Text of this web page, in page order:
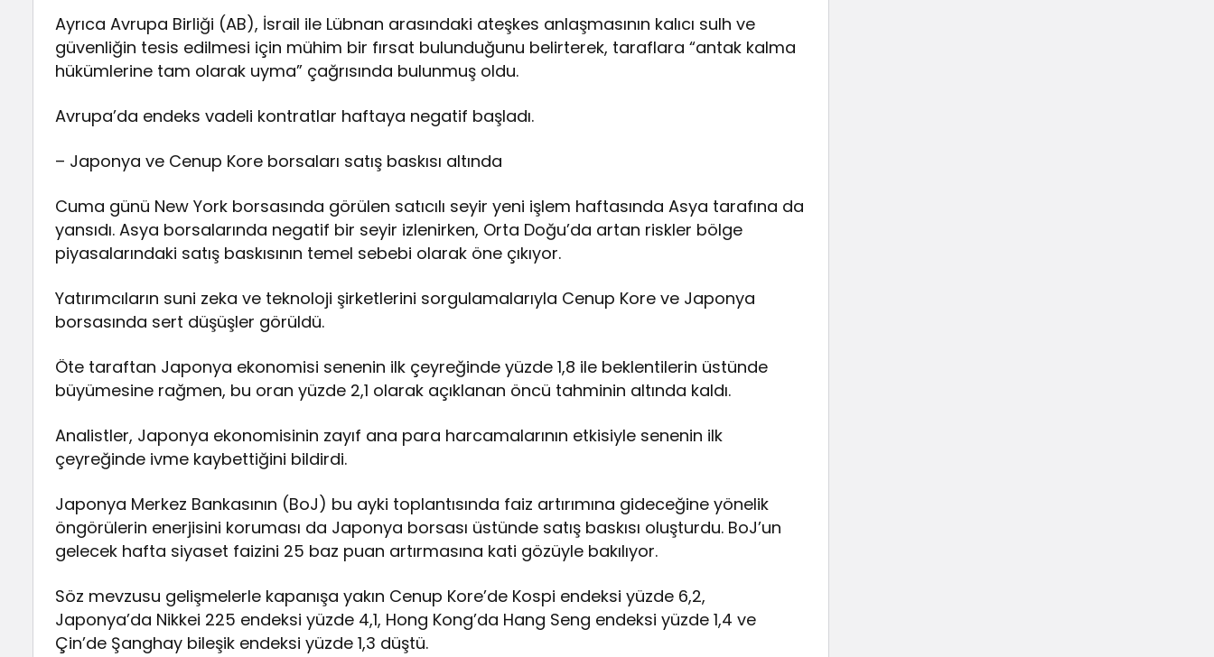
Ayrıca Avrupa Birliği (AB), İsrail ile Lübnan arasındaki ateşkes anlaşmasının kalıcı sulh ve
güvenliğin tesis edilmesi için mühim bir fırsat bulunduğunu belirterek, taraflara “antak kalma
hükümlerine tam olarak uyma” çağrısında bulunmuş oldu.
Avrupa’da endeks vadeli kontratlar haftaya negatif başladı.
– Japonya ve Cenup Kore borsaları satış baskısı altında
Cuma günü New York borsasında görülen satıcılı seyir yeni işlem haftasında Asya tarafına da
yansıdı. Asya borsalarında negatif bir seyir izlenirken, Orta Doğu’da artan riskler bölge
piyasalarındaki satış baskısının temel sebebi olarak öne çıkıyor.
Yatırımcıların suni zeka ve teknoloji şirketlerini sorgulamalarıyla Cenup Kore ve Japonya
borsasında sert düşüşler görüldü.
Öte taraftan Japonya ekonomisi senenin ilk çeyreğinde yüzde 1,8 ile beklentilerin üstünde
büyümesine rağmen, bu oran yüzde 2,1 olarak açıklanan öncü tahminin altında kaldı.
Analistler, Japonya ekonomisinin zayıf ana para harcamalarının etkisiyle senenin ilk
çeyreğinde ivme kaybettiğini bildirdi.
Japonya Merkez Bankasının (BoJ) bu ayki toplantısında faiz artırımına gideceğine yönelik
öngörülerin enerjisini koruması da Japonya borsası üstünde satış baskısı oluşturdu. BoJ’un
gelecek hafta siyaset faizini 25 baz puan artırmasına kati gözüyle bakılıyor.
Söz mevzusu gelişmelerle kapanışa yakın Cenup Kore’de Kospi endeksi yüzde 6,2,
Japonya’da Nikkei 225 endeksi yüzde 4,1, Hong Kong’da Hang Seng endeksi yüzde 1,4 ve
Çin’de Şanghay bileşik endeksi yüzde 1,3 düştü.